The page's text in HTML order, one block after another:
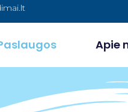
Apie